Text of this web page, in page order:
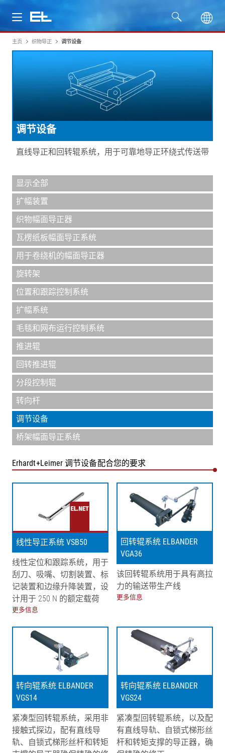
产品
公司
主页 织物导正 调节设备
调节设备
直线导正和回转辊系统，用于可靠地导正环绕式传送带
显示全部
扩幅装置
织物幅面导正器
瓦楞纸板幅面导正系统
用于卷绕机的幅面导正器
旋转架
位置和跟踪控制系统
扩幅系统
毛毯和网布运行控制系统
推进辊
回转推进辊
分段控制辊
转向杆
调节设备
桥架幅面导正系统
Erhardt+Leimer 调节设备配合您的要求
线性导正系统 VSB50
线性定位和跟踪系统，用于
刮刀、吸嘴、切割装置、标
记装置和边缘升降装置，设
计用于 250 N 的额定载荷
更多信息
回转辊系统 ELBANDER
VGA36
该回转辊系统用于具有高拉
力的输送带生产线
更多信息
转向辊系统 ELBANDER
VGS14
紧凑型回转辊系统，采用非
接触式探边，配有直线导
轨、自锁式梯形丝杆和转矩
转向辊系统 ELBANDER
VGS24
紧凑型回转辊系统，以及配
有直线导轨、自锁式梯形丝
杆和转矩支撑的导正器，确